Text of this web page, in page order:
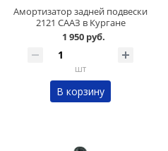
Амортизатор задней подвески
2121 СААЗ в Кургане
1 950 руб.
шт
В корзину